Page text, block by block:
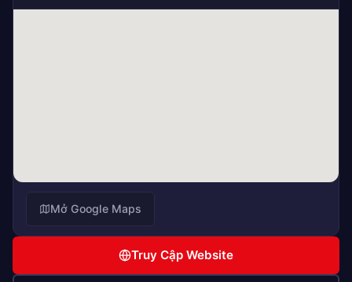
Mở Google Maps
Truy Cập Website